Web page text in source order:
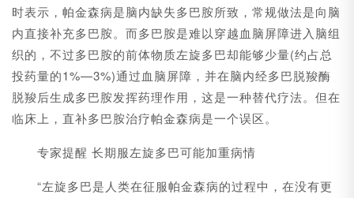
时表示，帕金森病是脑内缺失多巴胺所致，常规做法是向脑
内直接补充多巴胺。而多巴胺是难以穿越血脑屏障进入脑组
织的，不过多巴胺的前体物质左旋多巴却能够少量(约占总
投药量的1%—3%)通过血脑屏障，并在脑内经多巴脱羧酶
脱羧后生成多巴胺发挥药理作用，这是一种替代疗法。但在
临床上，直补多巴胺治疗帕金森病是一个误区。
专家提醒 长期服左旋多巴可能加重病情
“左旋多巴是人类在征服帕金森病的过程中，在没有更